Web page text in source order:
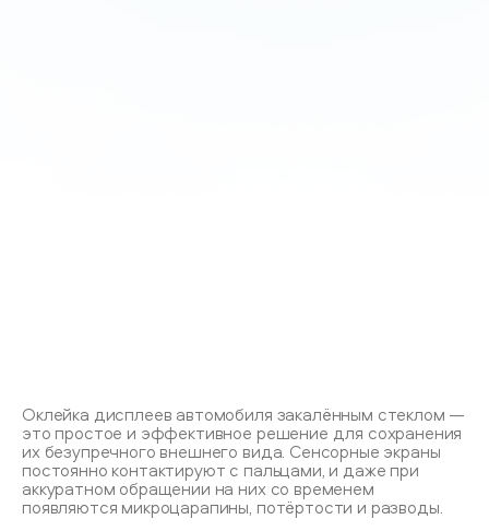
Оклейка дисплеев автомобиля закалённым стеклом —
это простое и эффективное решение для сохранения
их безупречного внешнего вида. Сенсорные экраны
постоянно контактируют с пальцами, и даже при
аккуратном обращении на них со временем
появляются микроцарапины, потёртости и разводы.